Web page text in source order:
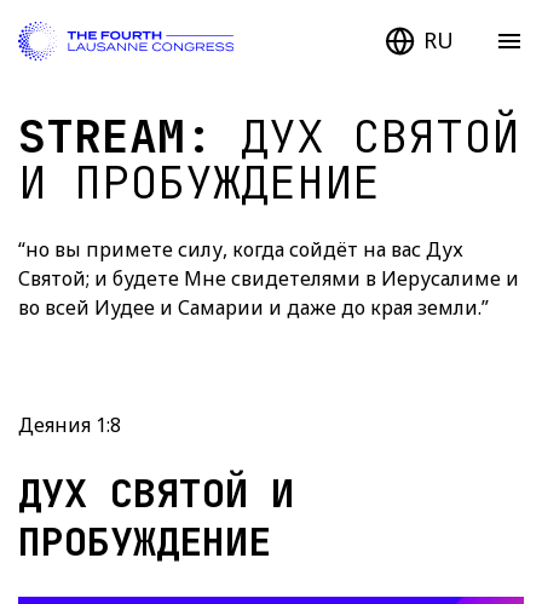
RU
STREAM: ДУХ СВЯТОЙ
И ПРОБУЖДЕНИЕ
“но вы примете силу, когда сойдёт на вас Дух
Святой; и будете Мне свидетелями в Иерусалиме и
во всей Иудее и Самарии и даже до края земли.”
Деяния 1:8
ДУХ СВЯТОЙ И
ПРОБУЖДЕНИЕ